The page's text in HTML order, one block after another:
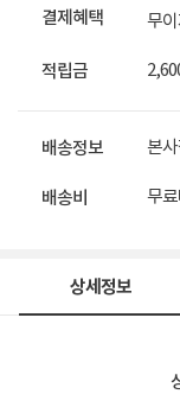
결제혜택 무
적립금
배송정보 본
배송비 무
상세정보